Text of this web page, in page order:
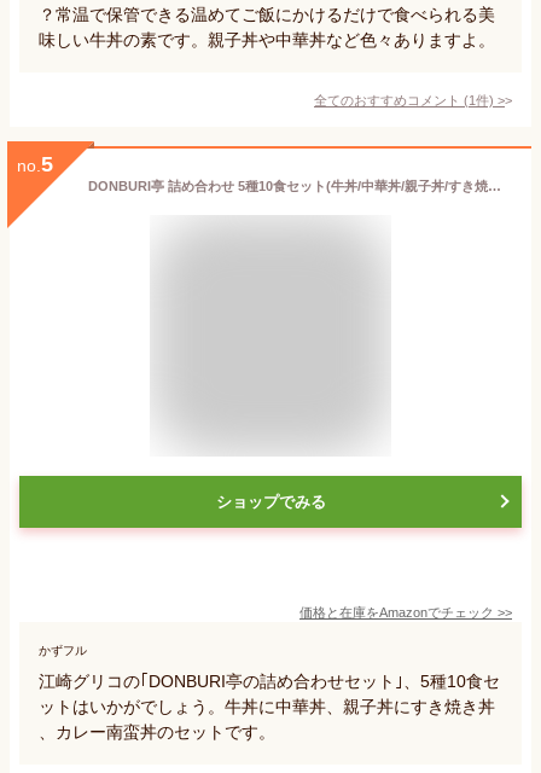
？常温で保管できる温めてご飯にかけるだけで食べられる美
味しい牛丼の素です。親子丼や中華丼など色々ありますよ。
全てのおすすめコメント (1件) >
no. 5
DONBURI亭 詰め合わせ 5種10食セット(牛丼/中華丼/親子丼/すき焼き丼/カレー南蛮丼 各2食) 江崎グリコ 【食べ比べ/常温保存/非常食/備蓄/ローリングストック/どんぶりのもと/レトルト】
ショップでみる
価格と在庫をAmazonでチェック >>
かずフル
江崎グリコの｢DONBURI亭の詰め合わせセット｣、5種10食セ
ットはいかがでしょう。牛丼に中華丼、親子丼にすき焼き丼
、カレー南蛮丼のセットです。